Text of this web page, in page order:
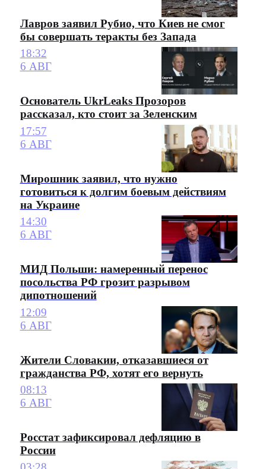
Лавров заявил Рубио, что Киев не смог
бы совершать теракты без Запада
18:32
6 АВГ
Основатель UkrLeaks Прозоров
рассказал, кто стоит за Зеленским
17:57
6 АВГ
Мирошник заявил, что нужно
готовиться к долгим боевым действиям
на Украине
14:30
6 АВГ
МИД Польши: намеренный перенос
посольства РФ грозит разрывом
дипотношений
12:09
6 АВГ
Жители Словакии, отказавшиеся от
гражданства РФ, хотят его вернуть
08:13
6 АВГ
Росстат зафиксировал дефляцию в
России